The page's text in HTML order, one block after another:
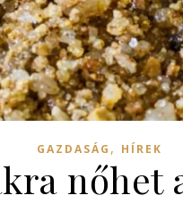
GAZDASÁG , HÍREK
nőhet